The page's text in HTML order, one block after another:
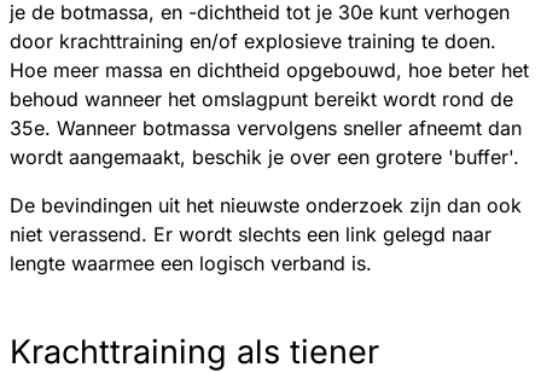
je de botmassa, en -dichtheid tot je 30e kunt verhogen
door krachttraining en/of explosieve training te doen.
Hoe meer massa en dichtheid opgebouwd, hoe beter het
behoud wanneer het omslagpunt bereikt wordt rond de
35e. Wanneer botmassa vervolgens sneller afneemt dan
wordt aangemaakt, beschik je over een grotere 'buffer'.
De bevindingen uit het nieuwste onderzoek zijn dan ook
niet verassend. Er wordt slechts een link gelegd naar
lengte waarmee een logisch verband is.
Krachttraining als tiener